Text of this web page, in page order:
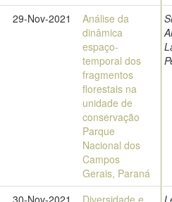
29-Nov-2021
Análise da
dinâmica
espaço-
temporal dos
fragmentos
florestais na
unidade de
conservação
Parque
Nacional dos
Campos
Gerais, Paraná
30-Nov-2021
Diversidade e